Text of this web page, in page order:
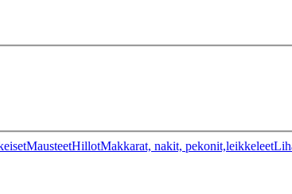
MausteetHillotMakkarat, nakit, pekonit,leikkeleet